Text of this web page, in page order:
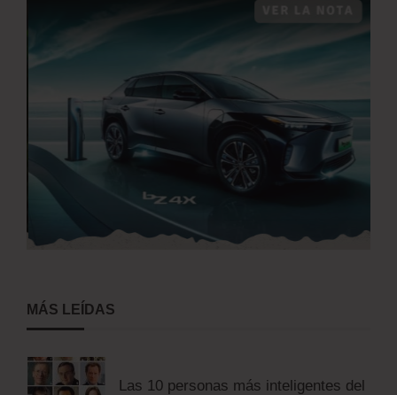
MÁS LEÍDAS
Las 10 personas más inteligentes del